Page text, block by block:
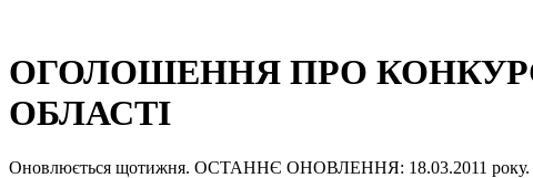
ОГОЛОШЕННЯ ПРО
ОБЛАСТІ
Оновлюється щотижня. ОСТАННЄ ОНОВЛЕННЯ: 18.03.2011 року.